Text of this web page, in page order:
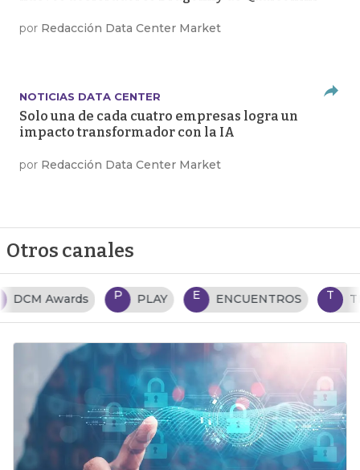
por Redacción Data Center Market
NOTICIAS DATA CENTER
Solo una de cada cuatro empresas logra un
impacto transformador con la IA
por Redacción Data Center Market
Otros canales
P PLAY E ENCUENTROS T TENDENCIAS TI